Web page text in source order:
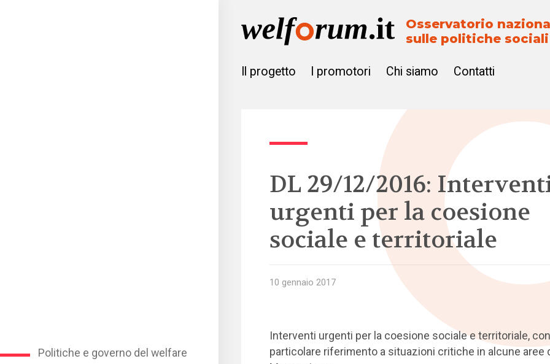
Politiche e governo del welfare
Osservatorio
sulle politiche sociali
Il progetto I promotori Chi siamo Contatti
DL 29/12/2016:
urgenti per la coesione
sociale e territoriale
10 gennaio 2017
Interventi urgenti per la coesione sociale e territoriale, con
particolare riferimento a situazioni critiche in alcune aree